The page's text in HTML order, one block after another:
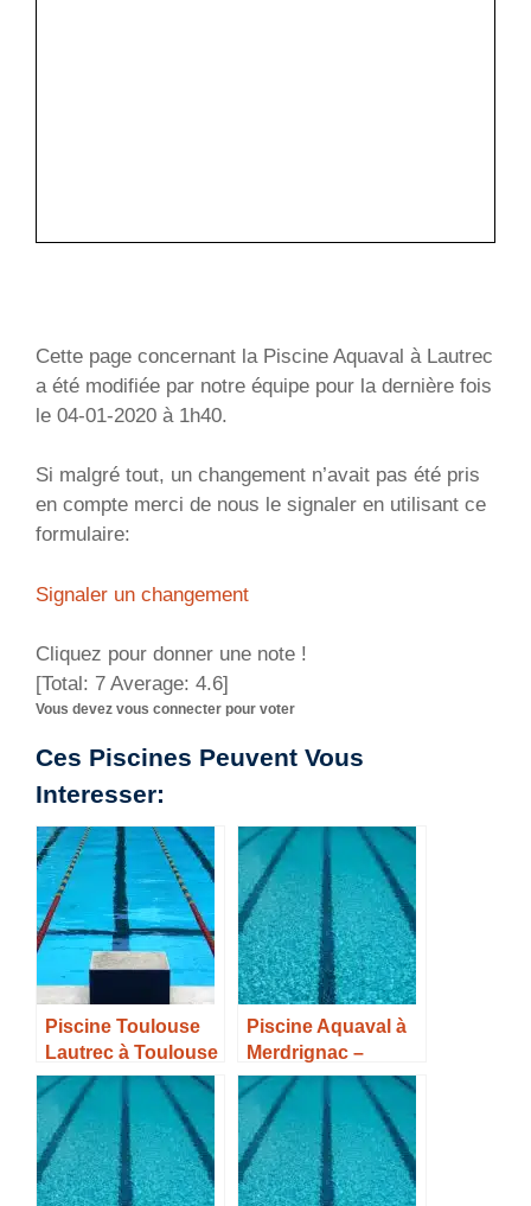
Cette page concernant la Piscine Aquaval à Lautrec
a été modifiée par notre équipe pour la dernière fois
le 04-01-2020 à 1h40.
Si malgré tout, un changement n’avait pas été pris
en compte merci de nous le signaler en utilisant ce
formulaire:
Signaler un changement
Cliquez pour donner une note !
[Total: 7 Average: 4.6]
Vous devez vous connecter pour voter
Ces Piscines Peuvent Vous
Interesser:
Piscine Toulouse
Lautrec à Toulouse
– Horaires, Tarifs et
Infos –
Piscine Aquaval à
Merdrignac –
Horaires, Tarifs et
Infos –